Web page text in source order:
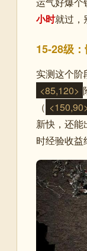
小时就过，
15-28级
实测这个
<85,120>
（ <150,90>
新快，还
时经验收益